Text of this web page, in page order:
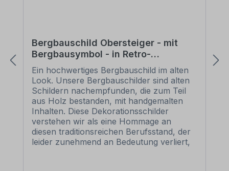
Bergbauschild Obersteiger - mit
Bergbausymbol - in Retro-
Ausführung
Ein hochwertiges Bergbauschild im alten
Look. Unsere Bergbauschilder sind alten
Schildern nachempfunden, die zum Teil
aus Holz bestanden, mit handgemalten
Inhalten. Diese Dekorationsschilder
verstehen wir als eine Hommage an
diesen traditionsreichen Berufsstand, der
leider zunehmend an Bedeutung verliert,